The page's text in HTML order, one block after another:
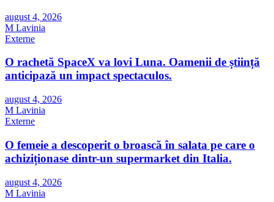
august 4, 2026
M Lavinia
Externe
O rachetă SpaceX va lovi Luna. Oamenii de știință
anticipază un impact spectaculos.
august 4, 2026
M Lavinia
Externe
O femeie a descoperit o broască în salata pe care o
achiziționase dintr-un supermarket din Italia.
august 4, 2026
M Lavinia